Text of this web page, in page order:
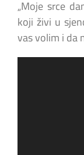
„Moje srce
koji živi u
vas volim i da